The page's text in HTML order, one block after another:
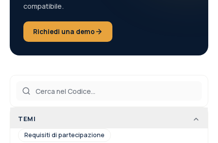
compatibile.
Richiedi una demo
TEMI
Requisiti di partecipazione